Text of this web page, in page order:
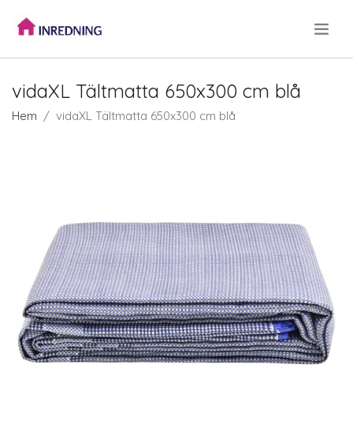
vidaXL Tältmatta 650x300 cm blå
Hem vidaXL Tältmatta 650x300 cm blå